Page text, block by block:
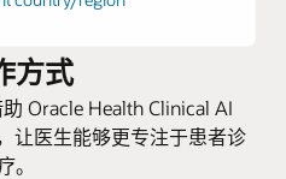
方式
Oracle Health Clinical AI
让医生能够更专注于患者诊
。